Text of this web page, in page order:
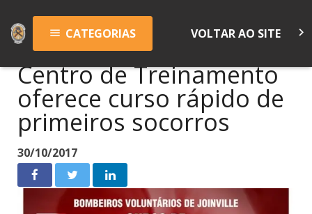
menu CATEGORIAS VOLTAR AO SITE keyboard_arrow_right
Centro de Treinamento
oferece curso rápido de
primeiros socorros
30/10/2017